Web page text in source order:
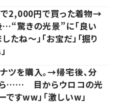
で2,000円で買った着物→
…“驚きの光景”に「良い
たね～」「お宝だ」「掘り
ツを購入。→帰宅後、分
ら…… 目からウロコの光
ですww」「激しいw」